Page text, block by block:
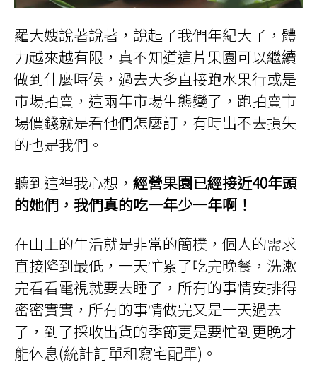
羅大嫂說著說著，說起了我們年紀大了，體
力越來越有限，真不知道這片果園可以繼續
做到什麼時候，過去大多直接跑水果行或是
市場拍賣，這兩年市場生態變了，跑拍賣市
場價錢就是看他們怎麼訂，有時出不去損失
的也是我們。
聽到這裡我心想， 經營果園已經接近40年頭
的她們，我們真的吃一年少一年啊！
在山上的生活就是非常的簡樸，個人的需求
直接降到最低，一天忙累了吃完晚餐，洗漱
完看看電視就要去睡了，所有的事情安排得
密密實實，所有的事情做完又是一天過去
了，到了採收出貨的季節更是要忙到更晚才
能休息(統計訂單和寫宅配單)。